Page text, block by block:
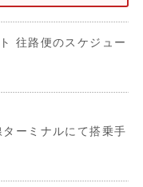
往路便のスケジュー
ーミナルにて搭乗手